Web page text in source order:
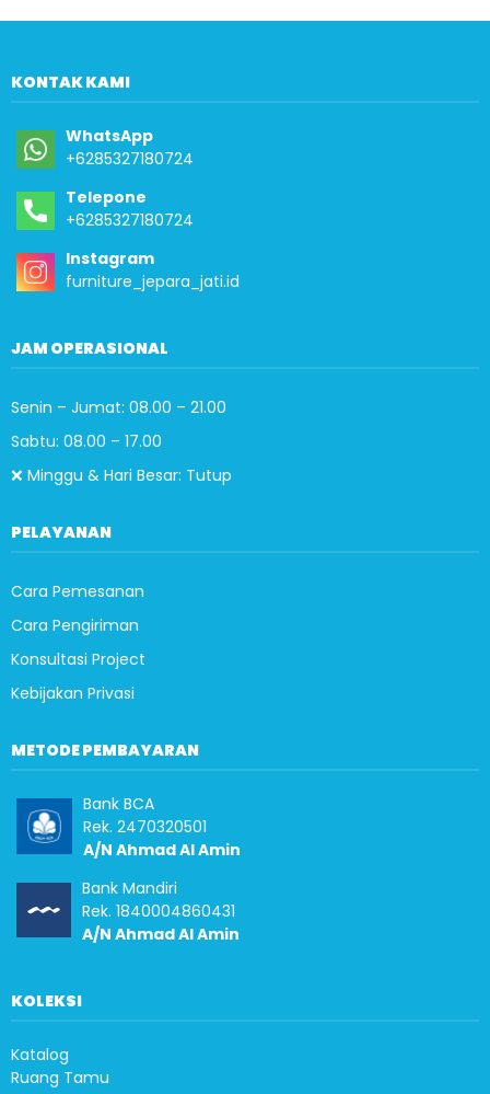
KONTAK KAMI
WhatsApp
+6285327180724
Telepone
+6285327180724
Instagram
furniture_jepara_jati.id
JAM OPERASIONAL
Senin – Jumat: 08.00 – 21.00
Sabtu: 08.00 – 17.00
❌ Minggu & Hari Besar: Tutup
PELAYANAN
Cara Pemesanan
Cara Pengiriman
Konsultasi Project
Kebijakan Privasi
METODE PEMBAYARAN
Bank BCA
Rek. 2470320501
A/N Ahmad Al Amin
Bank Mandiri
Rek. 1840004860431
A/N Ahmad Al Amin
KOLEKSI
Katalog
Ruang Tamu